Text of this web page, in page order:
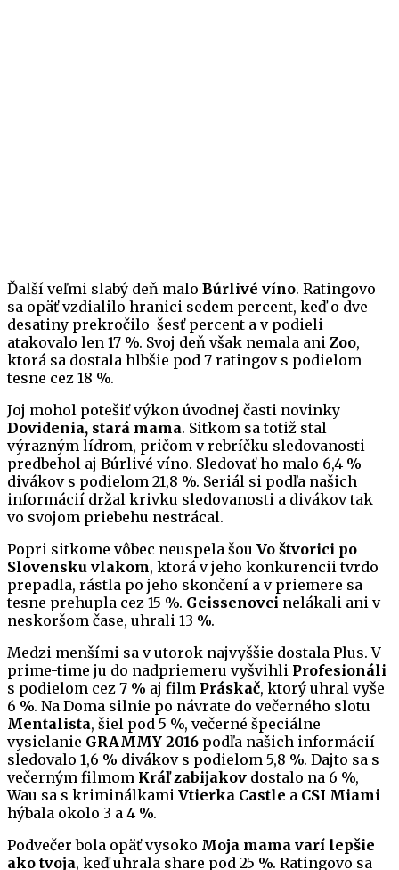
Ďalší veľmi slabý deň malo Búrlivé víno. Ratingovo
sa opäť vzdialilo hranici sedem percent, keď o dve
desatiny prekročilo šesť percent a v podieli
atakovalo len 17 %. Svoj deň však nemala ani Zoo,
ktorá sa dostala hlbšie pod 7 ratingov s podielom
tesne cez 18 %.
Joj mohol potešiť výkon úvodnej časti novinky
Dovidenia, stará mama. Sitkom sa totiž stal
výrazným lídrom, pričom v rebríčku sledovanosti
predbehol aj Búrlivé víno. Sledovať ho malo 6,4 %
divákov s podielom 21,8 %. Seriál si podľa našich
informácií držal krivku sledovanosti a divákov tak
vo svojom priebehu nestrácal.
Popri sitkome vôbec neuspela šou Vo štvorici po
Slovensku vlakom, ktorá v jeho konkurencii tvrdo
prepadla, rástla po jeho skončení a v priemere sa
tesne prehupla cez 15 %. Geissenovci nelákali ani v
neskoršom čase, uhrali 13 %.
Medzi menšími sa v utorok najvyššie dostala Plus. V
prime-time ju do nadpriemeru vyšvihli Profesionáli
s podielom cez 7 % aj film Práskač, ktorý uhral vyše
6 %. Na Doma silnie po návrate do večerného slotu
Mentalista, šiel pod 5 %, večerné špeciálne
vysielanie GRAMMY 2016 podľa našich informácií
sledovalo 1,6 % divákov s podielom 5,8 %. Dajto sa s
večerným filmom Kráľ zabijakov dostalo na 6 %,
Wau sa s kriminálkami Vtierka Castle a CSI Miami
hýbala okolo 3 a 4 %.
Podvečer bola opäť vysoko Moja mama varí lepšie
ako tvoja, keď uhrala share pod 25 %. Ratingovo sa